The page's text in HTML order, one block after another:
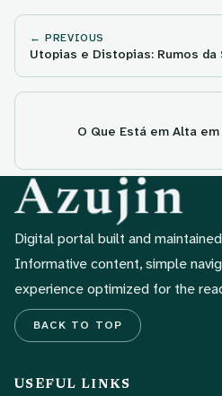
← PREVIOUS
Utopias e Distopias: Rumos da
O Que Está em Alta
Digital portal built and
Informative content, simple
experience optimized for the
BACK TO TOP
USEFUL LINKS